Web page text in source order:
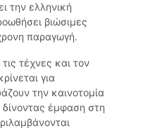
την ελληνική
βιώσιμες
παραγωγή.
τέχνες και τον
για
την καινοτομία
έμφαση στη